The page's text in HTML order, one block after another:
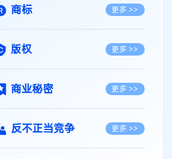
商标 更多 >>
版权 更多 >>
商业秘密 更多 >>
反不正当竞争 更多 >>